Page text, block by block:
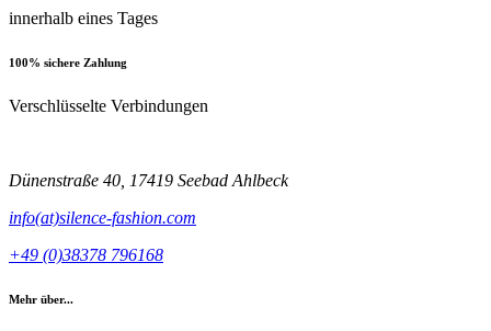
innerhalb eines Tages
100% sichere Zahlung
Verschlüsselte Verbindungen
Dünenstraße 40, 17419 Seebad Ahlbeck
info(at)silence-fashion.com
+49 (0)38378 796168
Mehr über...